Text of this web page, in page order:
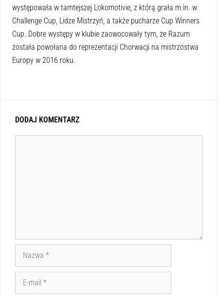
występowała w tamtejszej Lokomotivie, z którą grała m.in. w
Challenge Cup, Lidze Mistrzyń, a także pucharze Cup Winners
Cup. Dobre występy w klubie zaowocowały tym, że Razum
została powołana do reprezentacji Chorwacji na mistrzostwa
Europy w 2016 roku.
DODAJ KOMENTARZ